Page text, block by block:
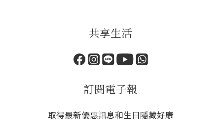
共享生活
訂閱電子報
取得最新優惠訊息和生日隱藏好康